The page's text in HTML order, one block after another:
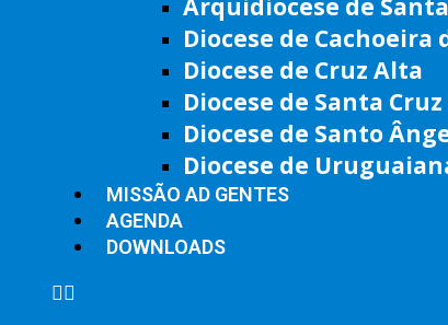
Diocese de Cachoeira
Diocese de Cruz Alta
Diocese de Santa
Diocese de Santo
Diocese de
MISSÃO AD GENTES
AGENDA
DOWNLOADS